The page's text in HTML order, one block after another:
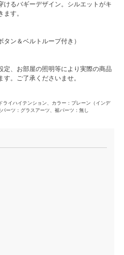
けるバギーデザイン。シルエットがキ
す。
タン＆ベルトループ付き）
、お部屋の照明等により実際の商品
。ご了承くださいませ。
ライハイテンション、カラー：プレーン（インデ
ーツ：グラスアーツ、裾パーツ：無し